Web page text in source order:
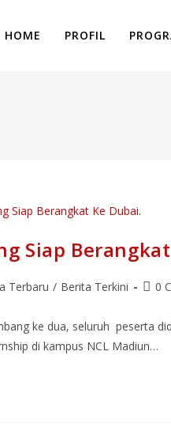
HOME PROFIL
Siap
Terbaru / Berita Terkini 0
ke dua, seluruh peserta
di kampus NCL Madiun…